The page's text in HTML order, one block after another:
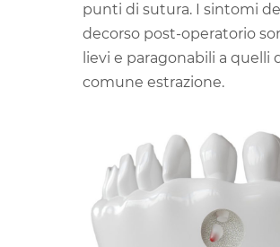
punti di sutura. I sintomi del
decorso post-operatorio
lievi e paragonabili a quelli
comune estrazione.